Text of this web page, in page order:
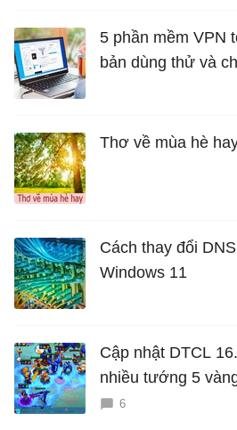
5 phần mềm VPN
bản dùng thử và
Thơ về mùa hè
Cách thay đổi
Windows 11
Cập nhật DTCL
nhiều tướng 5
6